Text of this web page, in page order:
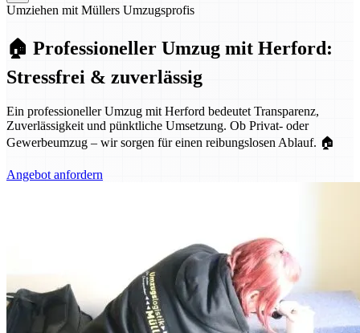
Umziehen mit Müllers Umzugsprofis
🏠 Professioneller Umzug mit Herford:
Stressfrei & zuverlässig
Ein professioneller Umzug mit Herford bedeutet Transparenz,
Zuverlässigkeit und pünktliche Umsetzung. Ob Privat- oder
Gewerbeumzug – wir sorgen für einen reibungslosen Ablauf. 🏠
Angebot anfordern